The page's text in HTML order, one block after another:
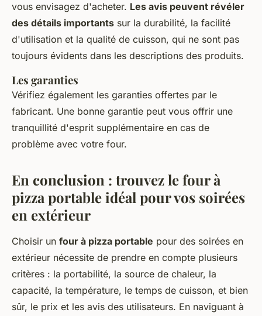
vous envisagez d'acheter. Les avis peuvent révéler
des détails importants sur la durabilité, la facilité
d'utilisation et la qualité de cuisson, qui ne sont pas
toujours évidents dans les descriptions des produits.
Les garanties
Vérifiez également les garanties offertes par le
fabricant. Une bonne garantie peut vous offrir une
tranquillité d'esprit supplémentaire en cas de
problème avec votre four.
En conclusion : trouvez le four à
pizza portable idéal pour vos soirées
en extérieur
Choisir un four à pizza portable pour des soirées en
extérieur nécessite de prendre en compte plusieurs
critères : la portabilité, la source de chaleur, la
capacité, la température, le temps de cuisson, et bien
sûr, le prix et les avis des utilisateurs. En naviguant à